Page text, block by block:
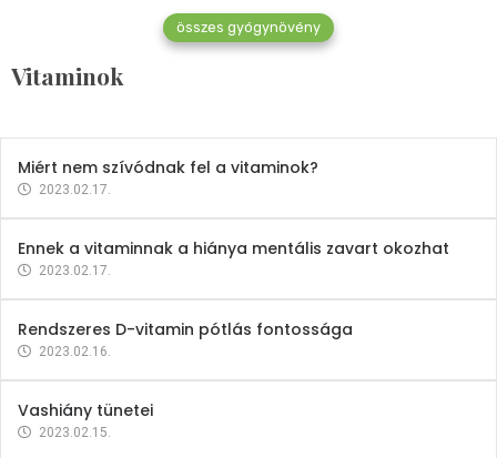
összes gyógynövény
Vitaminok
Mindent a B-12 vitaminról
2023.02.27.
Miért nem szívódnak fel a vitaminok?
2023.02.17.
Ennek a vitaminnak a hiánya mentális zavart okozhat
2023.02.17.
Rendszeres D-vitamin pótlás fontossága
2023.02.16.
Vashiány tünetei
2023.02.15.